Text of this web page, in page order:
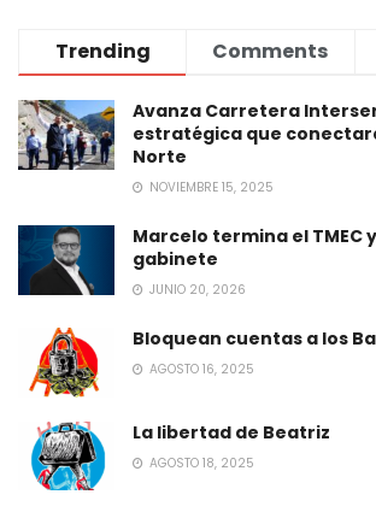
Trending Comments
Avanza Carretera
estratégica que
Norte
NOVIEMBRE 15, 2025
Marcelo termina el TMEC
gabinete
JUNIO 20, 2026
Bloquean cuentas a los
AGOSTO 16, 2025
La libertad de Beatriz
AGOSTO 18, 2025